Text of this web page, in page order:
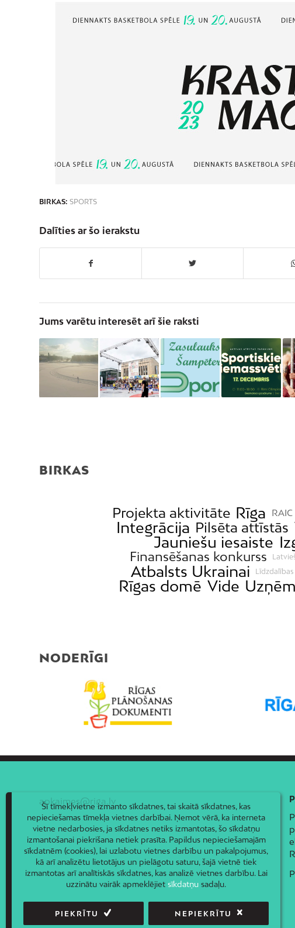
BIRKAS: SPORTS
Dalīties ar šo ierakstu
Jums varētu interesēt arī šie raksti
BIRKAS
Projekta aktivitāte Rīga
Integrācija Pilsēta attīstās
Jauniešu iesaiste
Finansēšanas konkurss
Atbalsts Ukrainai
Rīgas domē Vide
NODERĪGI
apkaimes@riga.lv
Šī tīmekļvietne izmanto sīkdatnes, tai skaitā sīkdatnes, kas
nepieciešamas tīmekļa vietnes darbībai. Ņemot vērā, ka interneta
vietne nedarbosies, ja sīkdatnes netiks izmantotas, šo sīkdatņu
izmantošanai piekrišana netiek prasīta. Papildus nepieciešamajām
sīkdatnēm (cookies), lai uzlabotu vietnes darbību un pakalpojumus,
kā arī analizētu lietotājus un pielāgotu saturu, šajā vietnē tiek
izmantotas arī analītiskās sīkdatnes, kas analizē vietnes darbību. Lai
uzzinātu vairāk apmeklējietsīkdatņu sadaļu.
PIEKRĪTU NEPIEKRĪTU